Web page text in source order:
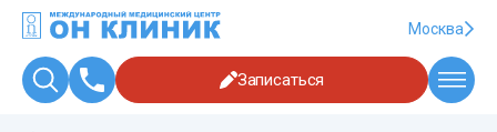
Москва
Записаться